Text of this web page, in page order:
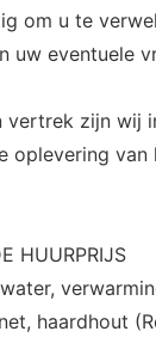
om u te
uw eventuele
vertrek zijn wij
oplevering van
HUURPRIJS
haardhout